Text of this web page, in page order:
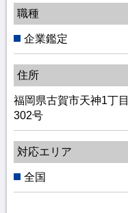
職種
企業鑑定
住所
福岡県古賀市天神1丁
302号
対応エリア
全国